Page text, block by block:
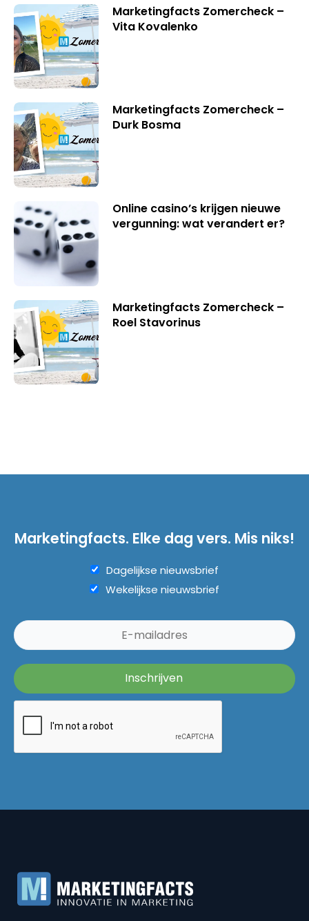
Marketingfacts Zomercheck –
Vita Kovalenko
Marketingfacts Zomercheck –
Durk Bosma
Online casino’s krijgen nieuwe
vergunning: wat verandert er?
Marketingfacts Zomercheck –
Roel Stavorinus
Marketingfacts. Elke dag vers. Mis niks!
Dagelijkse nieuwsbrief
Wekelijkse nieuwsbrief